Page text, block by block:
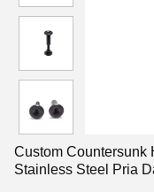
Custom Countersunk
Stainless Steel Pria